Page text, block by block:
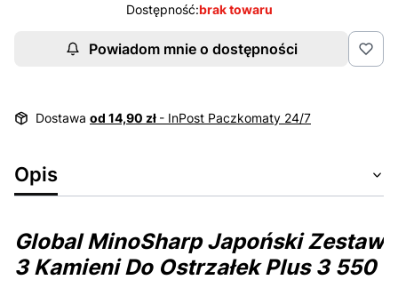
Dostępność:brak towaru
Powiadom mnie o dostępności
Dostawa od 14,90 zł - InPost Paczkomaty 24/7
Opis
Global MinoSharp Japoński Zestaw
3 Kamieni Do Ostrzałek Plus 3 550